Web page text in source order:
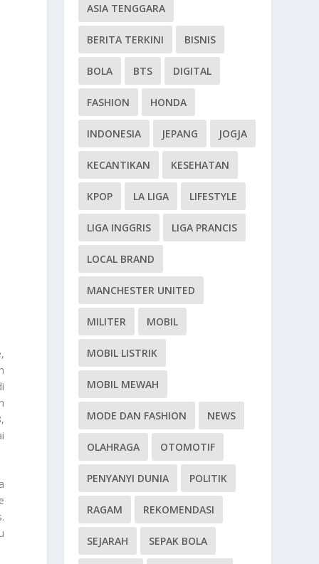
ASIA TENGGARA
BERITA TERKINI BISNIS
BOLA BTS DIGITAL
FASHION HONDA
INDONESIA JEPANG JOGJA
KECANTIKAN KESEHATAN
KPOP LA LIGA LIFESTYLE
LIGA INGGRIS LIGA PRANCIS
LOCAL BRAND
MANCHESTER UNITED
MILITER MOBIL
MOBIL LISTRIK
MOBIL MEWAH
MODE DAN FASHION NEWS
OLAHRAGA OTOMOTIF
PENYANYI DUNIA POLITIK
RAGAM REKOMENDASI
SEJARAH SEPAK BOLA